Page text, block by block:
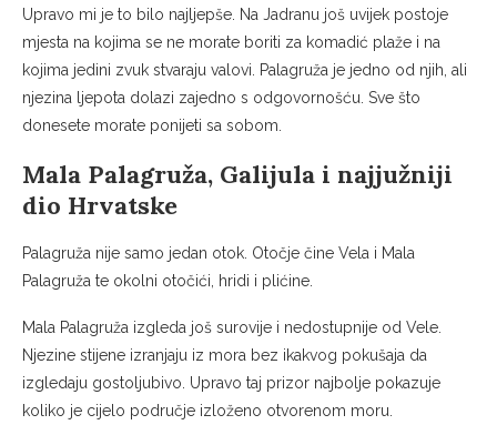
Upravo mi je to bilo najljepše. Na Jadranu još uvijek postoje
mjesta na kojima se ne morate boriti za komadić plaže i na
kojima jedini zvuk stvaraju valovi. Palagruža je jedno od njih, ali
njezina ljepota dolazi zajedno s odgovornošću. Sve što
donesete morate ponijeti sa sobom.
Mala Palagruža, Galijula i najjužniji
dio Hrvatske
Palagruža nije samo jedan otok. Otočje čine Vela i Mala
Palagruža te okolni otočići, hridi i plićine.
Mala Palagruža izgleda još surovije i nedostupnije od Vele.
Njezine stijene izranjaju iz mora bez ikakvog pokušaja da
izgledaju gostoljubivo. Upravo taj prizor najbolje pokazuje
koliko je cijelo područje izloženo otvorenom moru.